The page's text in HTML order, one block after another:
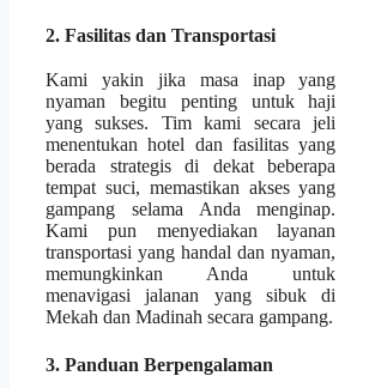
2. Fasilitas dan Transportasi
Kami yakin jika masa inap yang
nyaman begitu penting untuk haji
yang sukses. Tim kami secara jeli
menentukan hotel dan fasilitas yang
berada strategis di dekat beberapa
tempat suci, memastikan akses yang
gampang selama Anda menginap.
Kami pun menyediakan layanan
transportasi yang handal dan nyaman,
memungkinkan Anda untuk
menavigasi jalanan yang sibuk di
Mekah dan Madinah secara gampang.
3. Panduan Berpengalaman